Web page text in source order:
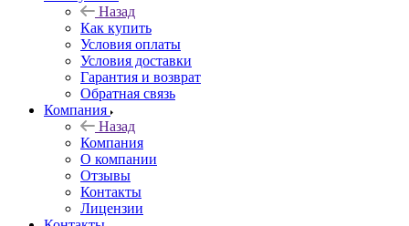
Назад
Как купить
Условия оплаты
Условия доставки
Гарантия и возврат
Обратная связь
Компания
Назад
Компания
О компании
Отзывы
Контакты
Лицензии